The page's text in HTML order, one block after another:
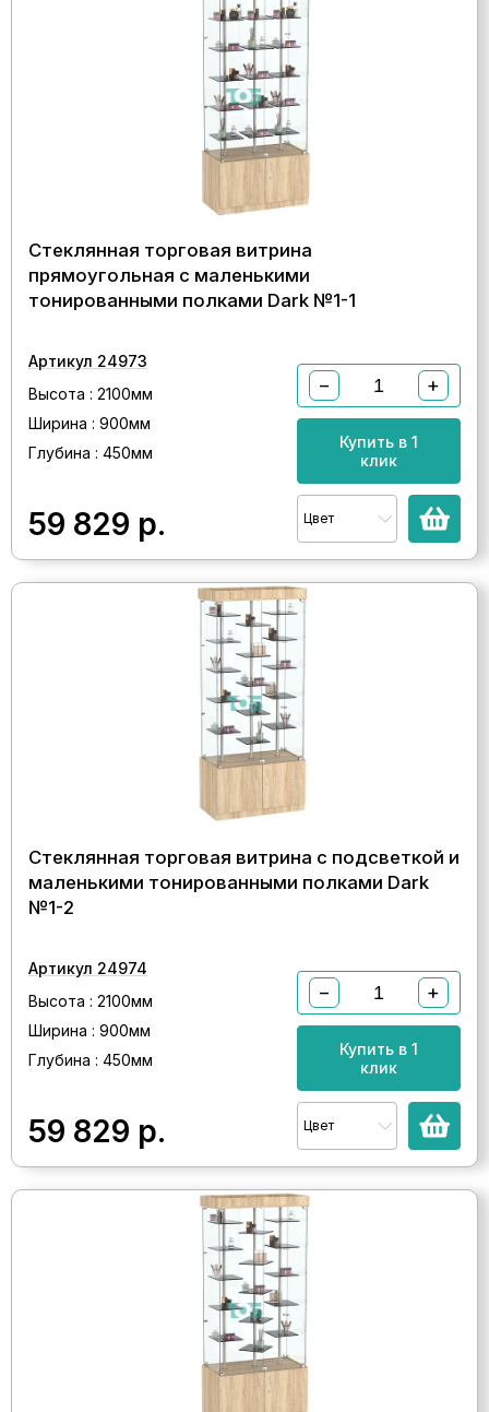
Стеклянная торговая витрина
прямоугольная с маленькими
тонированными полками Dark №1-1
Артикул 24973
Высота : 2100мм
Ширина : 900мм
Глубина : 450мм
59 829 р.
− +
Купить в 1
клик
Цвет
Стеклянная торговая витрина с подсветкой и
маленькими тонированными полками Dark
№1-2
Артикул 24974
Высота : 2100мм
Ширина : 900мм
Глубина : 450мм
59 829 р.
− +
Купить в 1
клик
Цвет